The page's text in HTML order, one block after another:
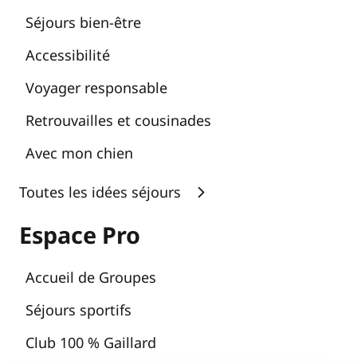
Séjours bien-être
Accessibilité
Voyager responsable
Retrouvailles et cousinades
Avec mon chien
Toutes les idées séjours
Espace Pro
Accueil de Groupes
Séjours sportifs
Club 100 % Gaillard